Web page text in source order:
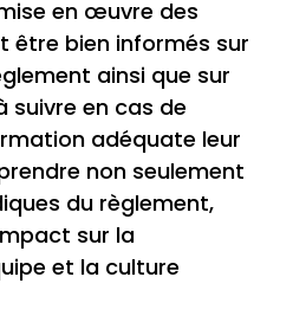
en œuvre des
être bien informés sur
ainsi que sur
suivre en cas de
adéquate leur
non seulement
du règlement,
sur la
et la culture